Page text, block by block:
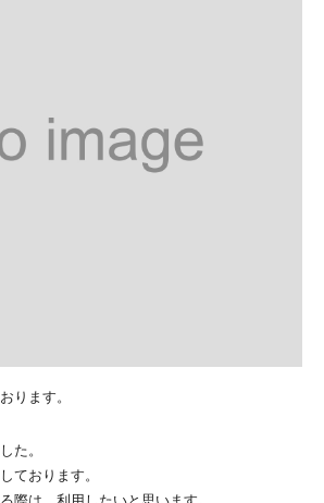
ります。
た。
ております。
際は、利用したいと思います。